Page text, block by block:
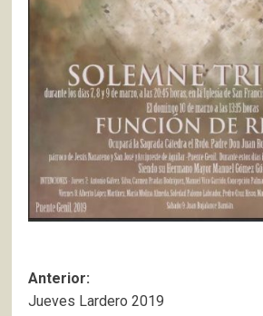
Navegación
Anterior:
Jueves Lardero 2019